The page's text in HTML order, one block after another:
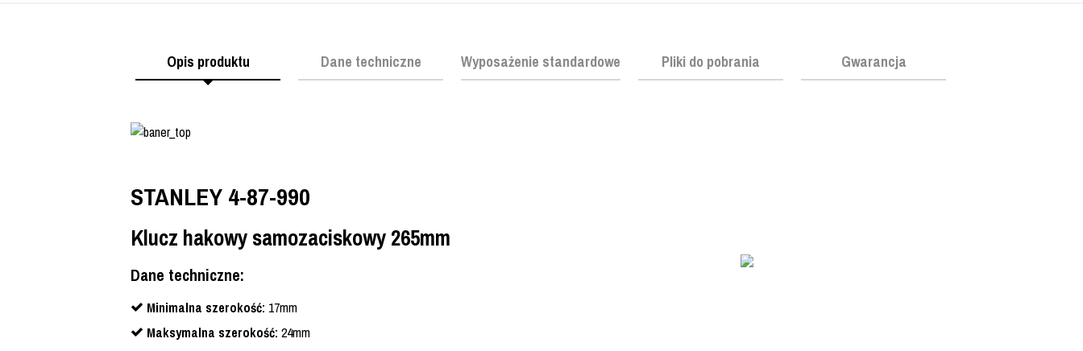
Opis produktu Dane techniczne Wyposażenie standardowe Pliki do pobrania Gwarancja
STANLEY 4-87-990
Klucz hakowy samozaciskowy 265mm
Dane techniczne:
Minimalna szerokość: 17mm
Maksymalna szerokość: 24mm